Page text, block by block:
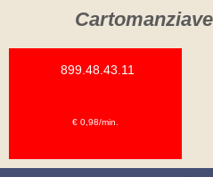
899.48.43.11
€ 0,98/min.